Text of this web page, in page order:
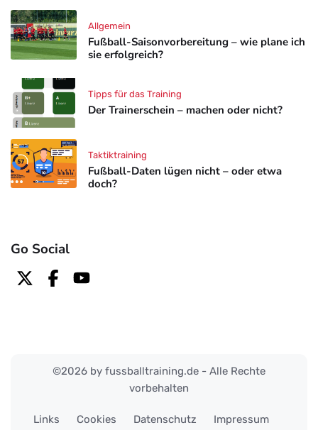
Fußball-Saisonvorbereitung – wie plane ich
sie erfolgreich?
Allgemein
Der Trainerschein – machen oder nicht?
Tipps für das Training
Fußball-Daten lügen nicht – oder etwa
doch?
Taktiktraining
Go Social
©2026 by fussballtraining.de - Alle Rechte
vorbehalten
Links Cookies Datenschutz Impressum